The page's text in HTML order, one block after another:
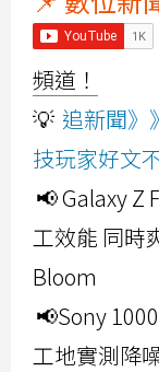
頻道！
💡 追新聞》
技玩家好文
📢 Galaxy Z
工效能 同時
Bloom
📢Sony
工地實測降